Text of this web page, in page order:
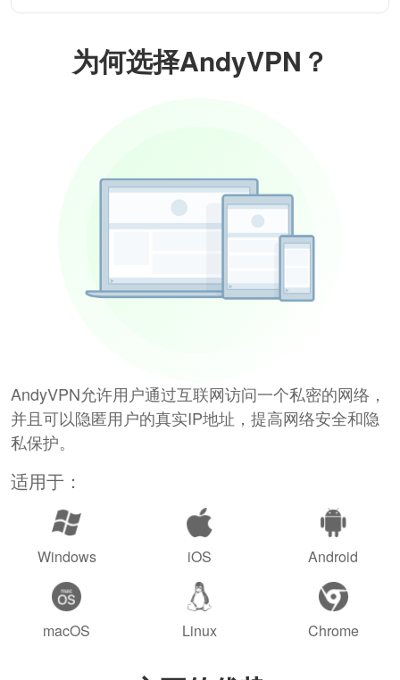
为何选择AndyVPN？
AndyVPN允许用户通过互联网访问一个私密的网络，
并且可以隐匿用户的真实IP地址，提高网络安全和隐
私保护。
适用于：
Windows iOS Android
macOS Linux Chrome